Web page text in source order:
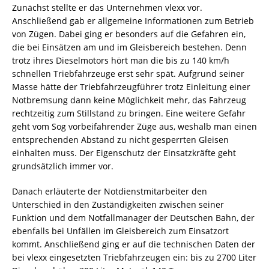
Zunächst stellte er das Unternehmen vlexx vor.
Anschließend gab er allgemeine Informationen zum Betrieb
von Zügen. Dabei ging er besonders auf die Gefahren ein,
die bei Einsätzen am und im Gleisbereich bestehen. Denn
trotz ihres Dieselmotors hört man die bis zu 140 km/h
schnellen Triebfahrzeuge erst sehr spät. Aufgrund seiner
Masse hätte der Triebfahrzeugführer trotz Einleitung einer
Notbremsung dann keine Möglichkeit mehr, das Fahrzeug
rechtzeitig zum Stillstand zu bringen. Eine weitere Gefahr
geht vom Sog vorbeifahrender Züge aus, weshalb man einen
entsprechenden Abstand zu nicht gesperrten Gleisen
einhalten muss. Der Eigenschutz der Einsatzkräfte geht
grundsätzlich immer vor.
Danach erläuterte der Notdienstmitarbeiter den
Unterschied in den Zuständigkeiten zwischen seiner
Funktion und dem Notfallmanager der Deutschen Bahn, der
ebenfalls bei Unfällen im Gleisbereich zum Einsatzort
kommt. Anschließend ging er auf die technischen Daten der
bei vlexx eingesetzten Triebfahrzeugen ein: bis zu 2700 Liter